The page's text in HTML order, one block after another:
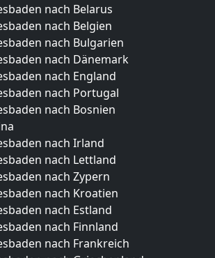
nach Belarus
nach Belgien
nach Bulgarien
nach Dänemark
nach England
nach Portugal
nach Bosnien
nach Irland
nach Lettland
nach Zypern
nach Kroatien
nach Estland
nach Finnland
nach Frankreich